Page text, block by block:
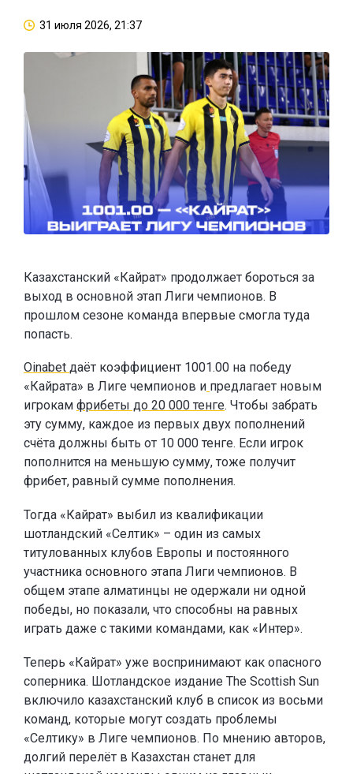
31 июля 2026, 21:37
Казахстанский «Кайрат» продолжает бороться за
выход в основной этап Лиги чемпионов. В
прошлом сезоне команда впервые смогла туда
попасть.
Oinabet даёт коэффициент 1001.00 на победу
«Кайрата» в Лиге чемпионов и предлагает новым
игрокам фрибеты до 20 000 тенге. Чтобы забрать
эту сумму, каждое из первых двух пополнений
счёта должны быть от 10 000 тенге. Если игрок
пополнится на меньшую сумму, тоже получит
фрибет, равный сумме пополнения.
Тогда «Кайрат» выбил из квалификации
шотландский «Селтик» – один из самых
титулованных клубов Европы и постоянного
участника основного этапа Лиги чемпионов. В
общем этапе алматинцы не одержали ни одной
победы, но показали, что способны на равных
играть даже с такими командами, как «Интер».
Теперь «Кайрат» уже воспринимают как опасного
соперника. Шотландское издание The Scottish Sun
включило казахстанский клуб в список из восьми
команд, которые могут создать проблемы
«Селтику» в Лиге чемпионов. По мнению авторов,
долгий перелёт в Казахстан станет для